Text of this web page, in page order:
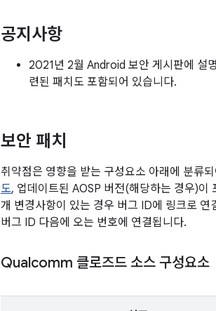
공지사항
2021년 2월 Android 보안 게시판에 설
련된 패치도 포함되어 있습니다.
보안 패치
취약점은 영향을 받는 구성요소 아래에 분류
도, 업데이트된 AOSP 버전(해당하는 경우)이
개 변경사항이 있는 경우 버그 ID에 링크로
버그 ID 다음에 오는 번호에 연결됩니다.
Qualcomm 클로즈드 소스 구성요소